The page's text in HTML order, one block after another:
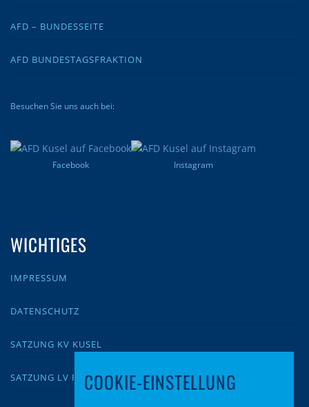
AFD – BUNDESSEITE
AFD BUNDESTAGSFRAKTION
Besuchen Sie uns auch bei:
Facebook Instagram
WICHTIGES
IMPRESSUM
DATENSCHUTZ
SATZUNG KV KUSEL
SATZUNG LV RLPCOOKIE-EINSTELLUNG